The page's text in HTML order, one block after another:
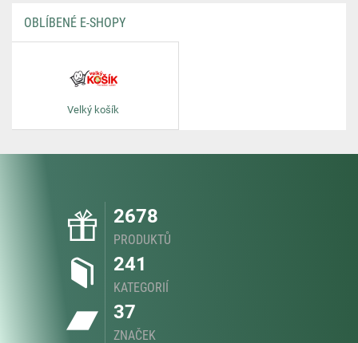
OBLÍBENÉ E-SHOPY
Velký košík
2678
PRODUKTŮ
241
KATEGORIÍ
37
ZNAČEK